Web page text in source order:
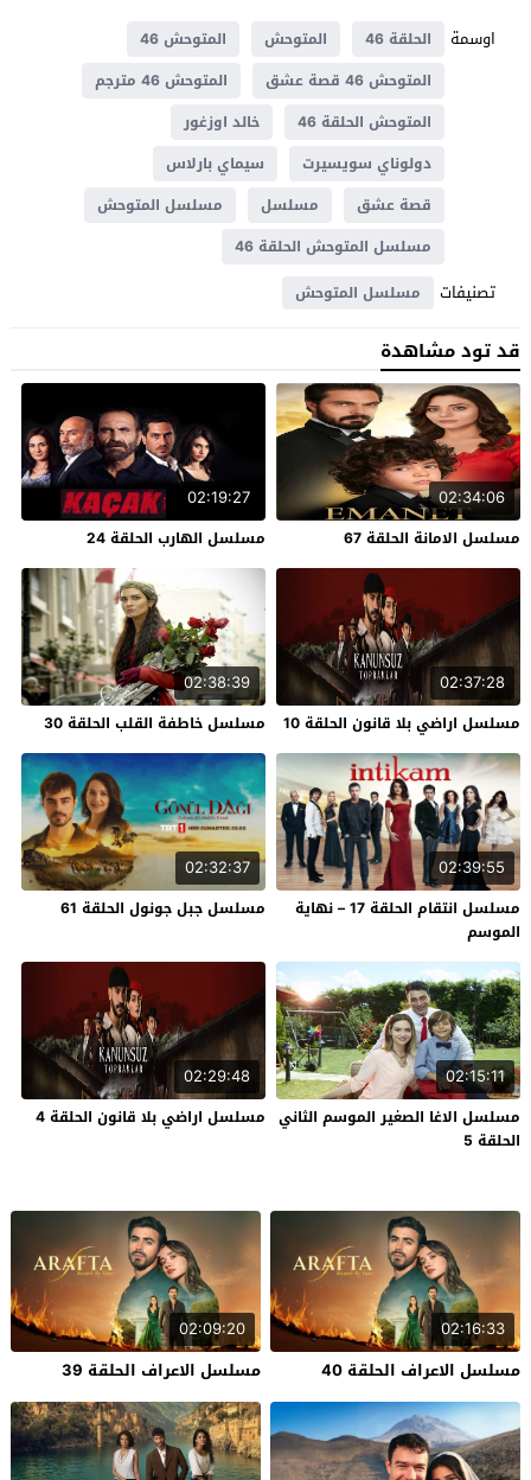
اوسمة
الحلقة 46 المتوحش
المتوحش 46
المتوحش 46 قصة عشق
المتوحش 46 مترجم
المتوحش الحلقة 46
خالد اوزغور
دولوناي سويسيرت
سيماي بارلاس
قصة عشق
مسلسل
مسلسل المتوحش
مسلسل المتوحش الحلقة 46
تصنيفات مسلسل المتوحش
قد تود مشاهدة
02:34:06
مسلسل الامانة الحلقة 67
02:19:27
مسلسل الهارب الحلقة 24
02:37:28
مسلسل اراضي بلا قانون الحلقة 10
02:38:39
مسلسل خاطفة القلب الحلقة 30
02:39:55
مسلسل انتقام الحلقة 17 – نهاية
الموسم
02:32:37
مسلسل جبل جونول الحلقة 61
02:15:11
مسلسل الاغا الصغير الموسم الثاني
الحلقة 5
02:29:48
مسلسل اراضي بلا قانون الحلقة 4
02:16:33
مسلسل الاعراف الحلقة 40
02:09:20
مسلسل الاعراف الحلقة 39